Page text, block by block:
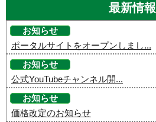
最新情報
お知らせ
ポータルサイトをオープンしまし...
お知らせ
公式YouTubeチャンネル開...
お知らせ
価格改定のお知らせ